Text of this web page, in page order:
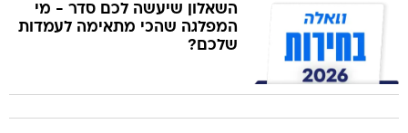
השאלון שיעשה לכם סדר - מי
המפלגה שהכי מתאימה לעמדות
שלכם?